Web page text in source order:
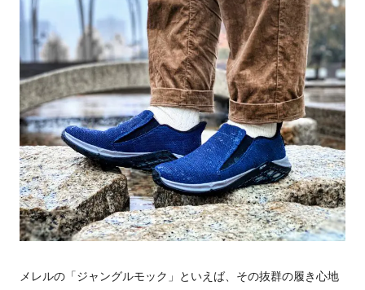
メレルの「ジャングルモック」といえば、その抜群の履き心地